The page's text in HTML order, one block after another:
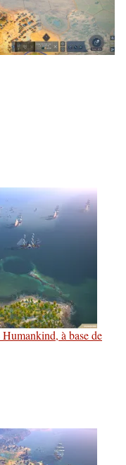
à base de